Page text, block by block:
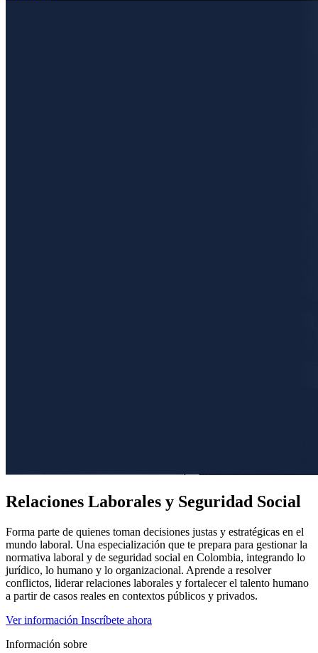
Relaciones Laborales y Seguridad Social
Forma parte de quienes toman decisiones justas y estratégicas en el
mundo laboral. Una especialización que te prepara para gestionar la
normativa laboral y de seguridad social en Colombia, integrando lo
jurídico, lo humano y lo organizacional. Aprende a resolver
conflictos, liderar relaciones laborales y fortalecer el talento humano
a partir de casos reales en contextos públicos y privados.
Ver información Inscríbete ahora
Información sobre